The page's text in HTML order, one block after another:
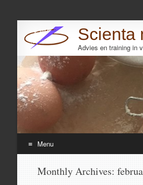
Scienta
Advies en training in
Search
Menu
Monthly Archives: